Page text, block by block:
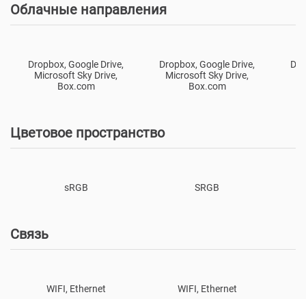
Облачные направления
Dropbox, Google Drive,
Microsoft Sky Drive,
Box.com
Dropbox, Google Drive,
Microsoft Sky Drive,
Box.com
Цветовое пространство
sRGB SRGB
Cвязь
WIFI, Ethernet WIFI, Ethernet